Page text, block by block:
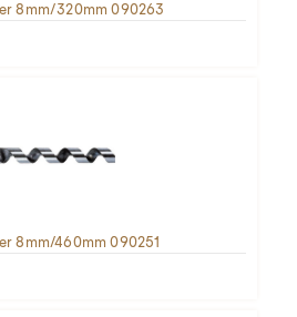
8mm/320mm 090263
8mm/460mm 090251